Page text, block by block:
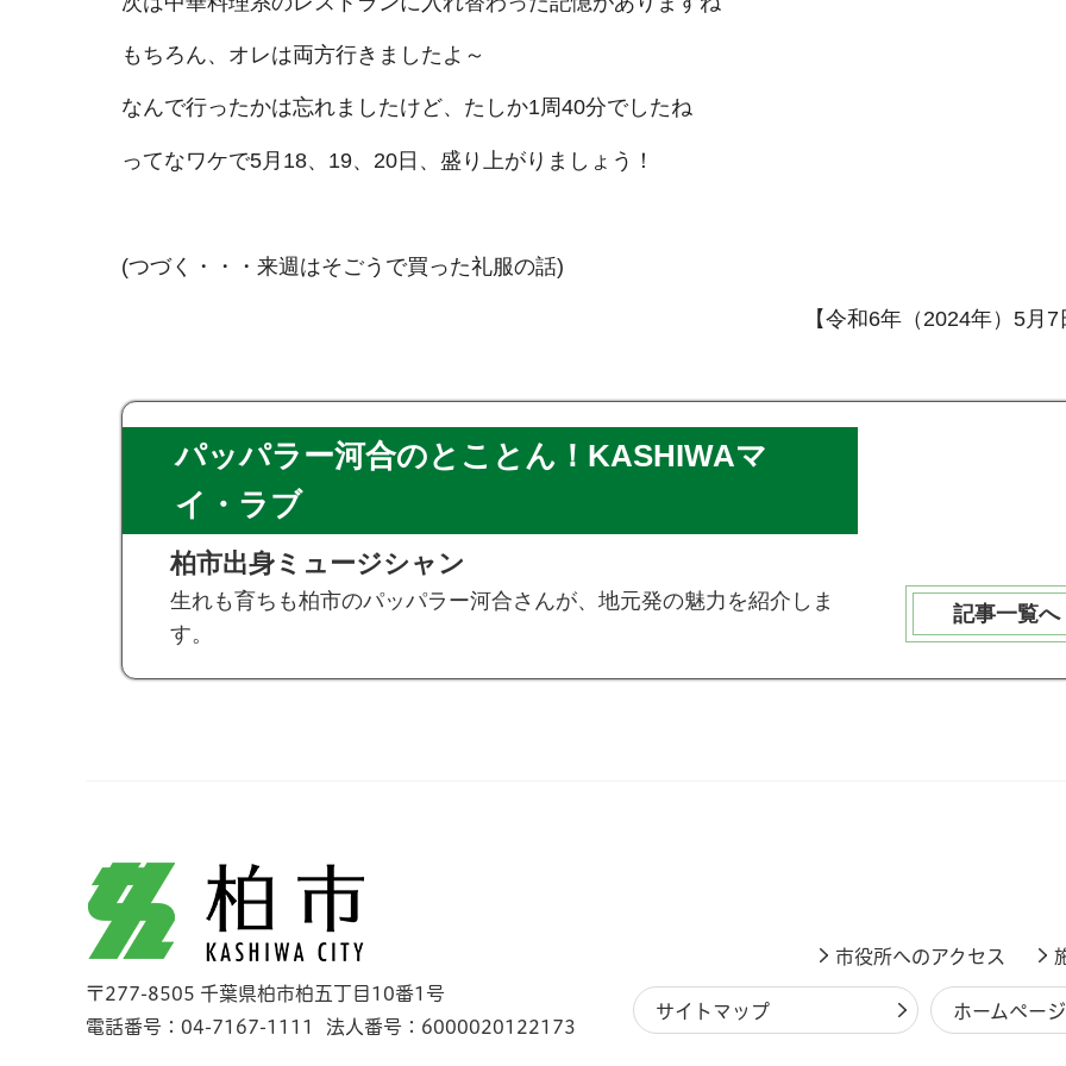
もちろん、オレは両方行きましたよ～
なんで行ったかは忘れましたけど、たしか1周40分でしたね
ってなワケで5月18、19、20日、盛り上がりましょう！
(つづく・・・来週はそごうで買った礼服の話)
【令和6年（2024年）5月7
パッパラー河合のとことん！KASHIWAマ
イ・ラブ
柏市出身ミュージシャン
生れも育ちも柏市のパッパラー河合さんが、地元発の魅力を紹介しま
す。
記事一覧へ
柏市
〒277-8505 千葉県柏市柏五丁目10番1号
電話番号：04-7167-1111
法人番号：6000020122173
市役所へのアクセス
サイトマップ ホームペー